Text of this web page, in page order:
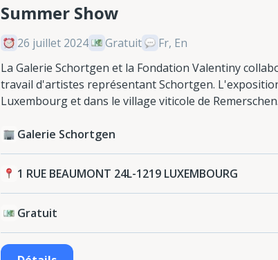
Summer Show
26 juillet 2024 Gratuit
Fr, En
La Galerie Schortgen et la Fondation Valentiny
travail d'artistes représentant Schortgen.
Luxembourg et dans le village viticole de Remerschen.
Galerie Schortgen
1 RUE BEAUMONT 24L-1219 LUXEMBOURG
Gratuit